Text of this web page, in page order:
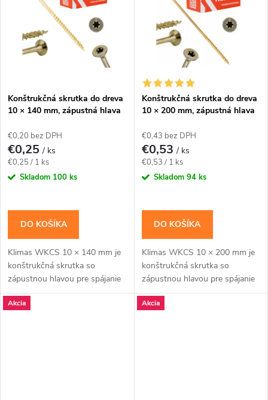
Konštrukčná skrutka do dreva
10 × 140 mm, zápustná hlava
€0,20 bez DPH
€0,25/ ks
Jednotková
cena:
€0,25 / 1 ks
Skladom 100 ks
DO KOŠÍKA
Klimas WKCS 10 × 140 mm je
konštrukčná skrutka so
zápustnou hlavou pre spájanie
hranolov, krokiev a drevených
rámov so zapustenou hlavou.
Konštrukčná skrutka do dreva
10 × 200 mm, zápustná hlava
€0,43 bez DPH
€0,53/ ks
Jednotková
cena:
€0,53 / 1 ks
Skladom 94 ks
DO KOŠÍKA
Klimas WKCS 10 × 200 mm je
konštrukčná skrutka so
zápustnou hlavou pre spájanie
hranolov, krokiev a drevených
rámov so zapustenou hlavou.
Akcia Akcia